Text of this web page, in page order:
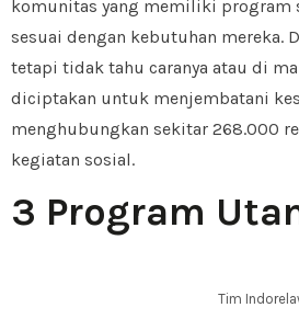
komunitas yang memiliki program
sesuai dengan kebutuhan mereka.
tetapi tidak tahu caranya atau di
diciptakan untuk menjembatani
menghubungkan sekitar 268.000
kegiatan sosial.
3 Program
Tim